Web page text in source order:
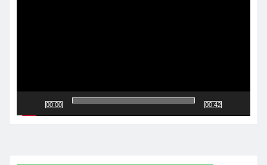
00:00 00:42